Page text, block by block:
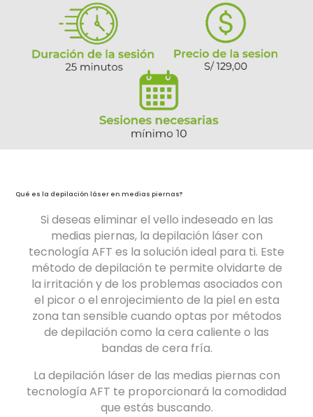
Qué es la depilación láser en medias piernas?
Si deseas eliminar el vello indeseado en las
medias piernas, la depilación láser con
tecnología AFT es la solución ideal para ti. Este
método de depilación te permite olvidarte de
la irritación y de los problemas asociados con
el picor o el enrojecimiento de la piel en esta
zona tan sensible cuando optas por métodos
de depilación como la cera caliente o las
bandas de cera fría.
La depilación láser de las medias piernas con
tecnología AFT te proporcionará la comodidad
que estás buscando.